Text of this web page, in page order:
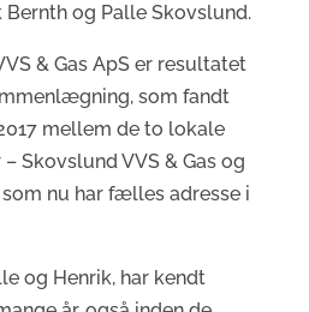
og Palle Skovslund.
& Gas ApS er resultatet
som fandt
mellem de to lokale
Skovslund VVS & Gas og
som nu har fælles adresse i
og Henrik, har kendt